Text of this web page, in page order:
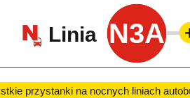
Linia N3A
przystanki na nocnych liniach